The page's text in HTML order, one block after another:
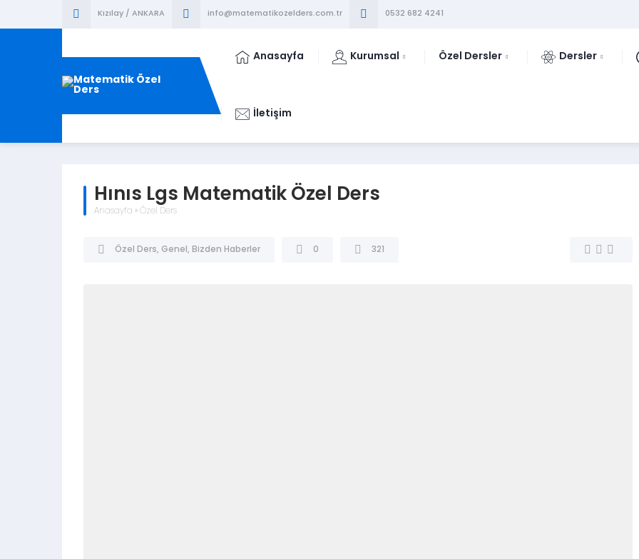
Kızılay / ANKARA info@matematikozelders.com.tr 0532 682 4241
Anasayfa Kurumsal Özel Dersler Dersler
İletişim
Hınıs Lgs Matematik Özel Ders
Anasayfa » Özel Ders
Özel Ders, Genel , Bizden Haberler 0 321